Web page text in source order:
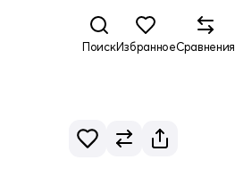
ПоискИзбранноеСравнения